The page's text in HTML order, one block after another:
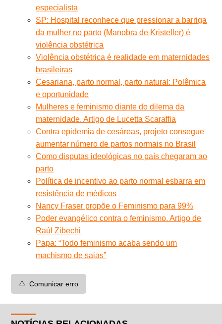
especialista
SP: Hospital reconhece que pressionar a barriga
da mulher no parto (Manobra de Kristeller) é
violência obstétrica
Violência obstétrica é realidade em maternidades
brasileiras
Cesariana, parto normal, parto natural: Polêmica
e oportunidade
Mulheres e feminismo diante do dilema da
maternidade. Artigo de Lucetta Scaraffia
Contra epidemia de cesáreas, projeto consegue
aumentar número de partos normais no Brasil
Como disputas ideológicas no país chegaram ao
parto
Política de incentivo ao parto normal esbarra em
resistência de médicos
Nancy Fraser propõe o Feminismo para 99%
Poder evangélico contra o feminismo. Artigo de
Raúl Zibechi
Papa: “Todo feminismo acaba sendo um
machismo de saias”
⚠️ Comunicar erro